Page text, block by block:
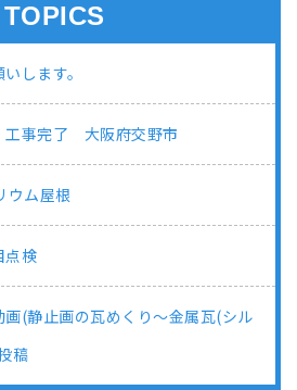
TOPICS
します。
事完了 大阪府交野市
ウム屋根
点検
(静止画の瓦めくり～金属瓦(シル
稿